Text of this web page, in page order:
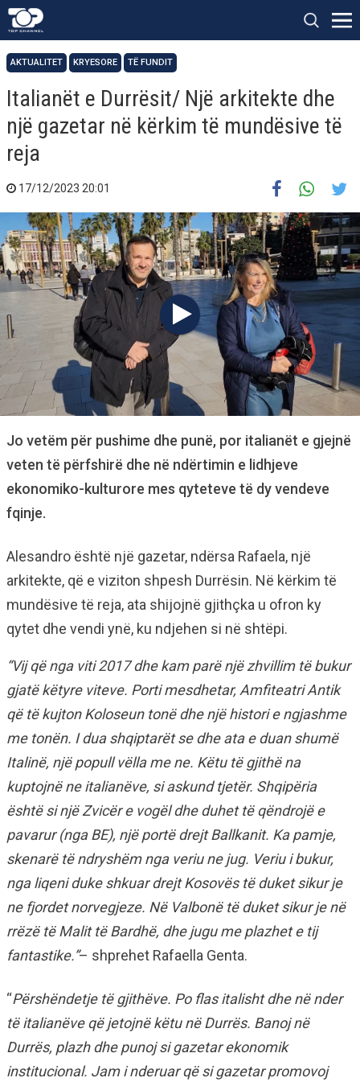
AKTUALITET KRYESORE TË FUNDIT
Italianët e Durrësit/ Një arkitekte dhe
një gazetar në kërkim të mundësive të
reja
17/12/2023 20:01
Jo vetëm për pushime dhe punë, por italianët e gjejnë
veten të përfshirë dhe në ndërtimin e lidhjeve
ekonomiko-kulturore mes qyteteve të dy vendeve
fqinje.
Alesandro është një gazetar, ndërsa Rafaela, një
arkitekte, që e viziton shpesh Durrësin. Në kërkim të
mundësive të reja, ata shijojnë gjithçka u ofron ky
qytet dhe vendi ynë, ku ndjehen si në shtëpi.
“Vij që nga viti 2017 dhe kam parë një zhvillim të bukur
gjatë këtyre viteve. Porti mesdhetar, Amfiteatri Antik
që të kujton Koloseun tonë dhe një histori e ngjashme
me tonën. I dua shqiptarët se dhe ata e duan shumë
Italinë, një popull vëlla me ne. Këtu të gjithë na
kuptojnë ne italianëve, si askund tjetër. Shqipëria
është si një Zvicër e vogël dhe duhet të qëndrojë e
pavarur (nga BE), një portë drejt Ballkanit. Ka pamje,
skenarë të ndryshëm nga veriu ne jug. Veriu i bukur,
nga liqeni duke shkuar drejt Kosovës të duket sikur je
ne fjordet norvegjeze. Në Valbonë të duket sikur je në
rrëzë të Malit të Bardhë, dhe jugu me plazhet e tij
fantastike.”– shprehet Rafaella Genta.
“Përshëndetje të gjithëve. Po flas italisht dhe në nder
të italianëve që jetojnë këtu në Durrës. Banoj në
Durrës, plazh dhe punoj si gazetar ekonomik
institucional. Jam i nderuar që si gazetar promovoj